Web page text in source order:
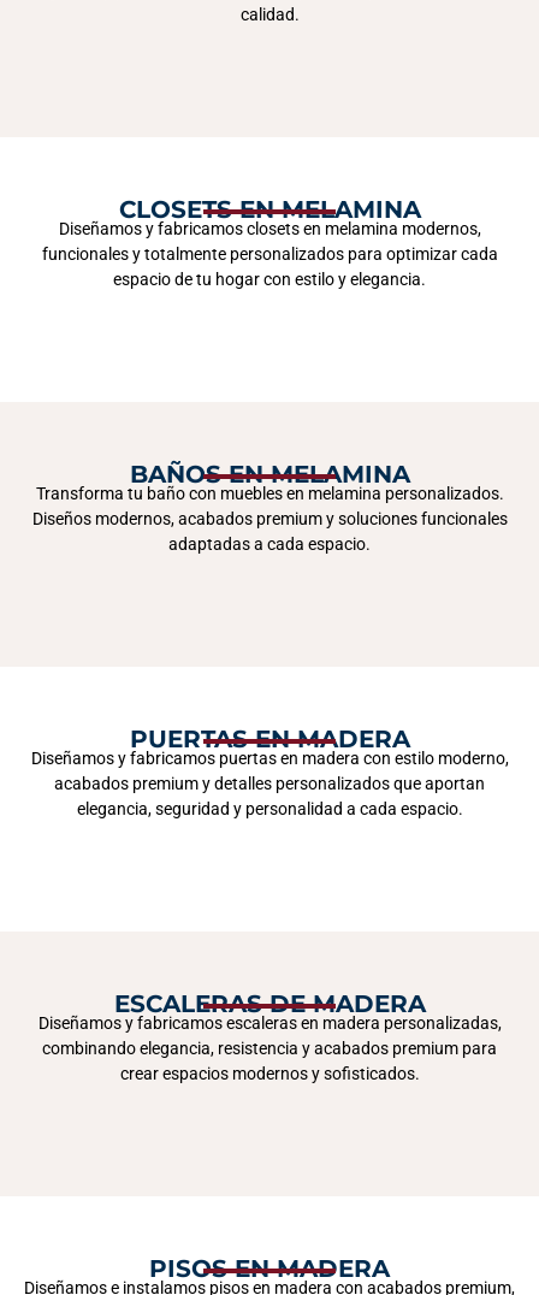
calidad.
CLOSETS EN MELAMINA
Diseñamos y fabricamos closets en melamina modernos,
funcionales y totalmente personalizados para optimizar cada
espacio de tu hogar con estilo y elegancia.
BAÑOS EN MELAMINA
Transforma tu baño con muebles en melamina personalizados.
Diseños modernos, acabados premium y soluciones funcionales
adaptadas a cada espacio.
PUERTAS EN MADERA
Diseñamos y fabricamos puertas en madera con estilo moderno,
acabados premium y detalles personalizados que aportan
elegancia, seguridad y personalidad a cada espacio.
ESCALERAS DE MADERA
Diseñamos y fabricamos escaleras en madera personalizadas,
combinando elegancia, resistencia y acabados premium para
crear espacios modernos y sofisticados.
PISOS EN MADERA
Diseñamos e instalamos pisos en madera con acabados premium,